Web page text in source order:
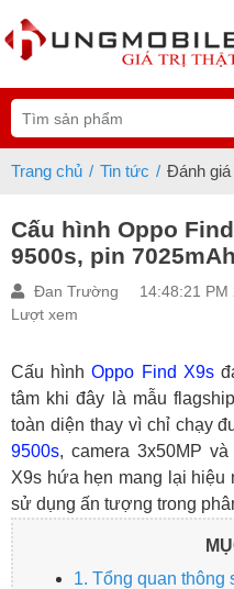
Trang chủ Tin tức Đánh giá
Cấu hình Oppo
9500s, pin
Đan Trường 14:48:21 PM
Lượt xem
Cấu hìnhOppo Find X9s
tâm khi đây là mẫu
toàn diện thay vì chỉ chạy
9500s, camera 3x50MP
X9s hứa hẹn mang lại
sử dụng ấn tượng trong
1. Tổng quan thông